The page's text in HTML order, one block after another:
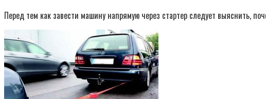
Перед тем как завести машину напрямую через стартер следует выяснить,